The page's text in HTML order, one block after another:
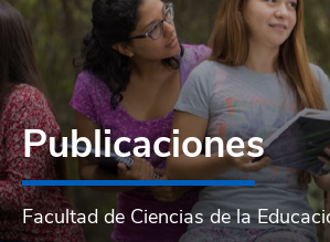
Publicaciones
Facultad de Ciencias de la